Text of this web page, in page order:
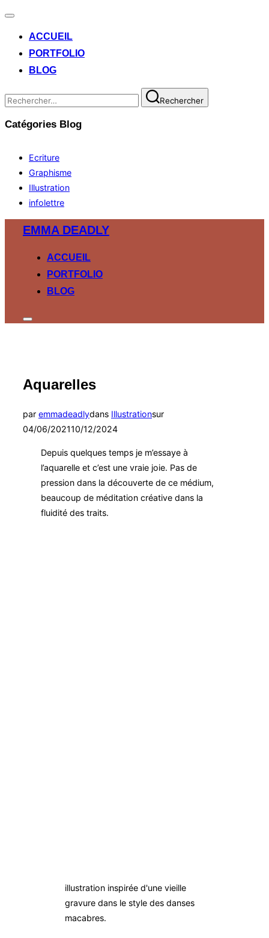
Ouvrir/fermer
navigation
ACCUEIL
PORTFOLIO
BLOG
Recherche
pour :
Rechercher
Catégories Blog
Ecriture
Graphisme
Illustration
infolettre
EMMA DEADLY
ACCUEIL
PORTFOLIO
BLOG
Permuter
navigation
Aquarelles
par emmadeadlydans IllustrationsurPublié
04/06/202110/12/2024
Depuis quelques temps je m’essaye à
l’aquarelle et c’est une vraie joie. Pas de
pression dans la découverte de ce médium,
beaucoup de méditation créative dans la
fluidité des traits.
illustration inspirée d'une vieille
gravure dans le style des danses
macabres.